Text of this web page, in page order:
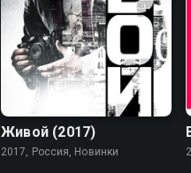
Живой (2017)
2017, Россия, Новинки